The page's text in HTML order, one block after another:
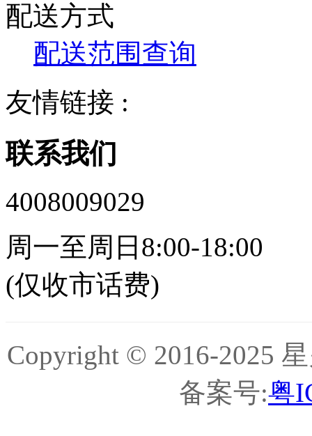
配送方式
配送范围查询
友情链接 :
联系我们
4008009029
周一至周日8:00-18:00
(仅收市话费)
Copyright © 2016-2025
备案号:粤